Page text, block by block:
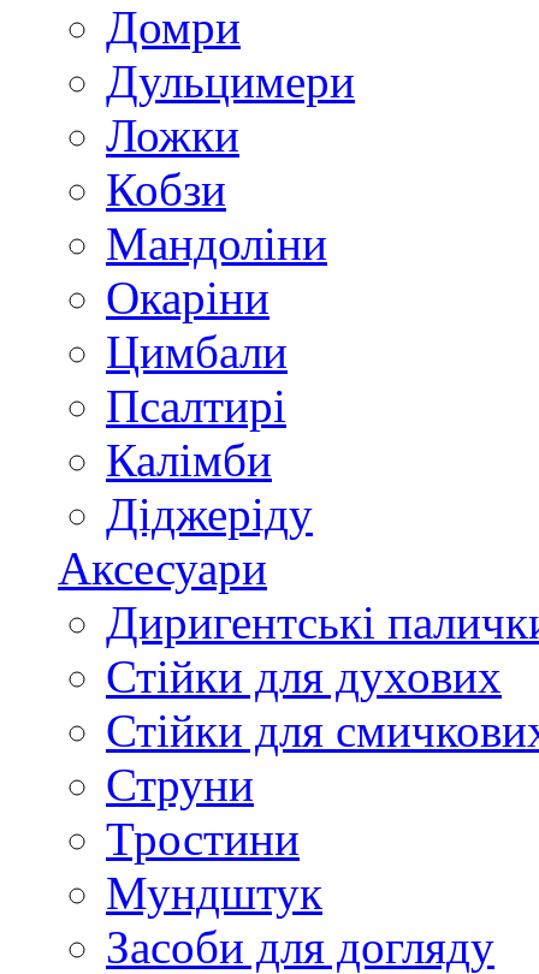
Домри
Дульцимери
Ложки
Кобзи
Мандоліни
Окаріни
Цимбали
Псалтирі
Калімби
Діджеріду
Аксесуари
Диригентські
Стійки для духових
Стійки для
Струни
Тростини
Мундштук
Засоби для догляду